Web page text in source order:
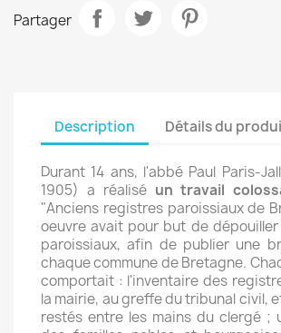
Partager
Description Détails du
Durant 14 ans, l'abbé Paul Paris-
1905) a réalisé un travail
"Anciens registres paroissiaux de
oeuvre avait pour but de
paroissiaux, afin de publier une
chaque commune de Bretagne.
comportait : l'inventaire des
la mairie, au greffe du tribunal civil,
restés entre les mains du clergé ;